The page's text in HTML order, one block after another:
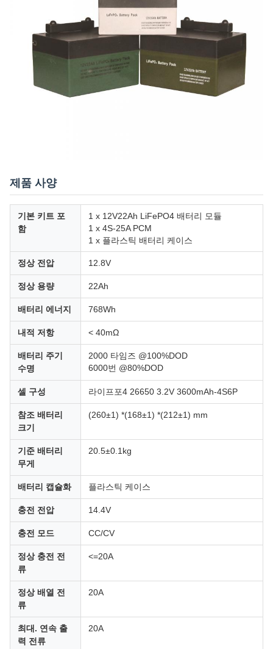
제품 사양
기본 키트 포
함
1 x 12V22Ah LiFePO4 배터리 모듈
1 x 4S-25A PCM
1 x 플라스틱 배터리 케이스
정상 전압 12.8V
정상 용량 22Ah
배터리 에너지 768Wh
내적 저항 < 40mΩ
배터리 주기
수명
2000 타임즈 @100%DOD
6000번 @80%DOD
셀 구성 라이프포4 26650 3.2V 3600mAh-4S6P
참조 배터리
크기
(260±1) *(168±1) *(212±1) mm
기준 배터리
무게
20.5±0.1kg
배터리 캡슐화 플라스틱 케이스
충전 전압 14.4V
충전 모드 CC/CV
정상 충전 전
류
<=20A
정상 배열 전
류
20A
최대. 연속 출
력 전류
20A